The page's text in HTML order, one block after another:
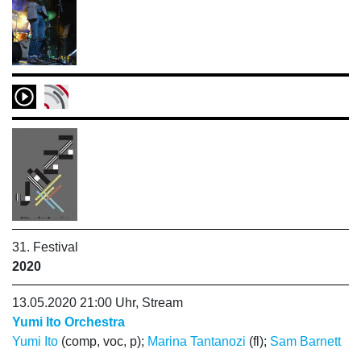
31. Festival
2020
13.05.2020 21:00 Uhr, Stream
Yumi Ito Orchestra
Yumi Ito (comp, voc, p); Marina Tantanozi (fl); Sam Barnett